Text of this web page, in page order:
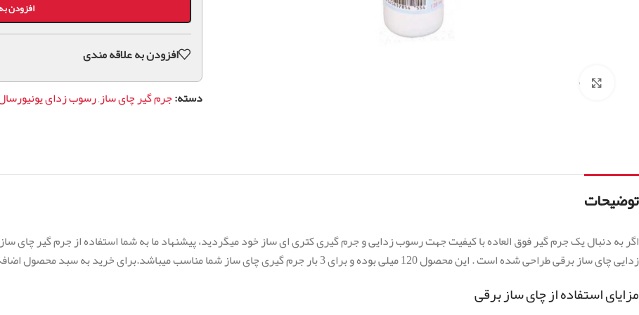
افزودن
افزودن به علاقه مندی
دسته:جرم گیر چای ساز,رسوب زدای
توضیحات
اگر به دنبال یک جرم گیر فوق العاده با کیفیت جهت رسوب زدایی و جرم گیری کتری ای ساز خود میگردید، پیشنهاد ما به شما استفاده از جرم گیر
زدایی چای ساز برقی طراحی شده است . این محصول 120 میلی بوده و برای 3 بار جرم گیری چای ساز شما مناسب میباشد.برای خرید به سبد محصول اضافه و نسبت به تسویه حساب اقدام فرمائید.
مزایای استفاده از چای ساز برقی